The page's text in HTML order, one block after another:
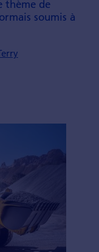
thème de
soumis à